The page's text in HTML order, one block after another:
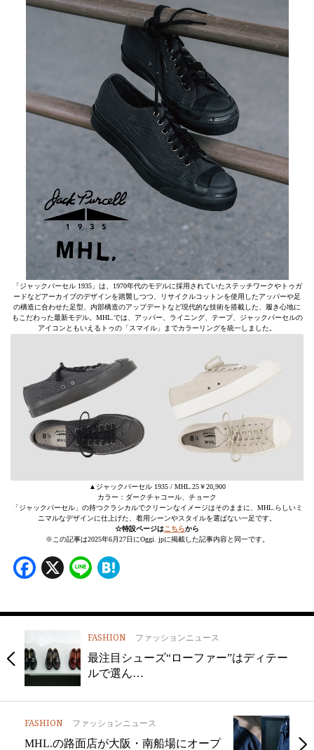
「ジャックパーセル 1935」は、1970年代のモデルに採用されていたステッチワークやトゥガ
ードなどアーカイブのデザインを踏襲しつつ、リサイクルコットンを使用したアッパーや足
の構造に合わせた足型、内部構造のアップデートなど現代的な技術を搭載した、履き心地に
もこだわった最新モデル。MHL.では、アッパー、ライニング、テープ、ジャックパーセルの
アイコンともいえるトゥの「スマイル」までカラーリングを統一しました。
▲ジャックパーセル 1935 / MHL.25￥20,900
カラー：ダークチャコール、チョーク
「ジャックパーセル」の持つクラシカルでクリーンなイメージはそのままに、MHL.らしいミ
ニマルなデザインに仕上げた、着用シーンやスタイルを選ばない一足です。
☆特設ページはこちらから
※この記事は2025年6月27日にOggi. jpに掲載した記事内容と同一です。
Facebook
X Line
FASHION ファッションニュース
最注目シューズ“ローファー”はディテー
ルで選ん…
FASHION ファッションニュース
MHL.の路面店が大阪・南船場にオープ